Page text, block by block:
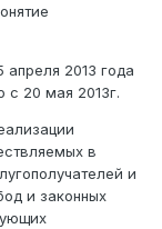
апреля 2013 года
20 мая 2013г.
в
и
и законных